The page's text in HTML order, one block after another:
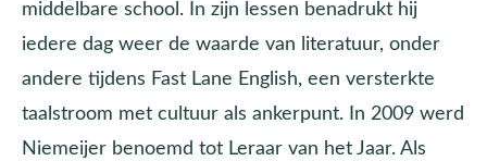
middelbare school. In zijn lessen benadrukt hij
iedere dag weer de waarde van literatuur, onder
andere tijdens Fast Lane English, een versterkte
taalstroom met cultuur als ankerpunt. In 2009 werd
Niemeijer benoemd tot Leraar van het Jaar. Als